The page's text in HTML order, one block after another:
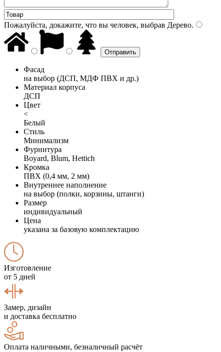
Пожалуйста, докажите, что вы человек, выбрав Дерево.
Фасад
на выбор (ДСП, МДФ ПВХ и др.)
Материал корпуса
ДСП
Цвет
<
Белый
Стиль
Минимализм
Фурнитура
Boyard, Blum, Hettich
Кромка
ПВХ (0,4 мм, 2 мм)
Внутреннее наполнение
на выбор (полки, корзины, штанги)
Размер
индивидуальный
Цена
указана за базовую комплектацию
Изготовление
от 5 дней
Замер, дизайн
и доставка бесплатно
Оплата наличными, безналичный расчёт